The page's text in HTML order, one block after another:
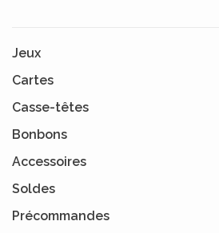
Jeux
Cartes
Casse-têtes
Bonbons
Accessoires
Soldes
Précommandes